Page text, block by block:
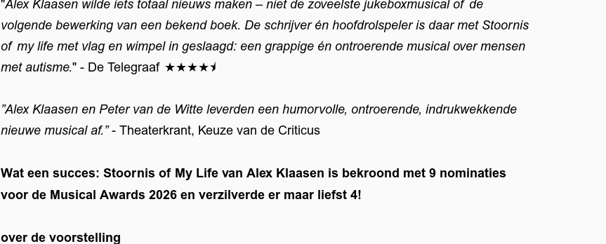
"Alex Klaasen wilde iets totaal nieuws maken – niet de zoveelste jukeboxmusical of de
volgende bewerking van een bekend boek. De schrijver én hoofdrolspeler is daar met Stoornis
of my life met vlag en wimpel in geslaagd: een grappige én ontroerende musical over mensen
met autisme." - De Telegraaf ★★★★⯨
”Alex Klaasen en Peter van de Witte leverden een humorvolle, ontroerende, indrukwekkende
nieuwe musical af.”- Theaterkrant, Keuze van de Criticus
Wat een succes: Stoornis of My Life van Alex Klaasen is bekroond met 9 nominaties
voor de Musical Awards 2026 en verzilverde er maar liefst 4!
over de voorstelling